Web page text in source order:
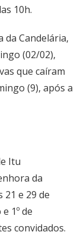
10h.
da Candelária,
(02/02),
que caíram
(9), após a
Itu
da
21 e 29 de
1º de
convidados.